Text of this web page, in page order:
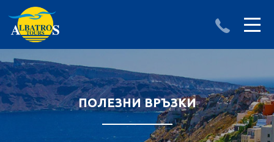
ДЕСТИНАЦИИ
АЛБАНИЯ
ИЗПРАТИ ЗАПИТВАНЕ
ПОЛЕЗНИ ВРЪЗКИ